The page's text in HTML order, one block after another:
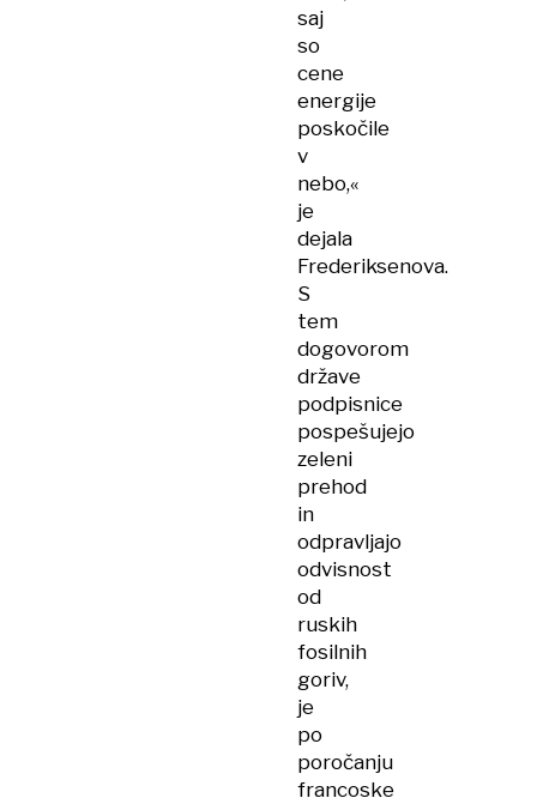
saj
so
cene
energije
poskočile
v
nebo,«
je
dejala
Frederiksenova.
S
tem
dogovorom
države
podpisnice
pospešujejo
zeleni
prehod
in
odpravljajo
odvisnost
od
ruskih
fosilnih
goriv,
je
po
poročanju
francoske